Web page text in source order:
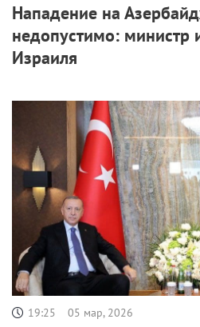
Нападение на
недопустимо: министр
Израиля
19:25 05 мар, 2026